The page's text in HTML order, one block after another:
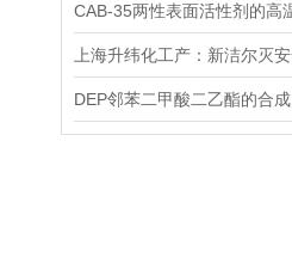
DEP邻苯二甲酸二乙酯的合成